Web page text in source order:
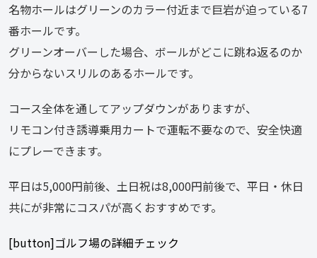
名物ホールはグリーンのカラー付近まで巨岩が迫っている7
番ホールです。
グリーンオーバーした場合、ボールがどこに跳ね返るのか
分からないスリルのあるホールです。
コース全体を通してアップダウンがありますが、
リモコン付き誘導乗用カートで運転不要なので、安全快適
にプレーできます。
平日は5,000円前後、土日祝は8,000円前後で、平日・休日
共にが非常にコスパが高くおすすめです。
[button]ゴルフ場の詳細チェック